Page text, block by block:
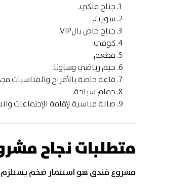
جناح ملكي.
سويت.
جناح خاص بالVIP.
كوفي.
مطعم.
جيم رياضي وساونا.
قاعة خاصة بالأفراح
حمام سباحة.
صالة مناسبة لإقامة الإجتماعات
متطلبات نجاح
مشروع فندق هو استثمار ضخم يستلزم